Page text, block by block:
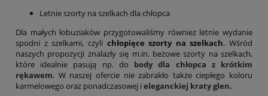
Letnie szorty na szelkach dla chłopca
Dla małych łobuziaków przygotowaliśmy również letnie wydanie
spodni z szelkami, czyli chłopięce szorty na szelkach. Wśród
naszych propozycji znalazły się m.in. beżowe szorty na szelkach,
które idealnie pasują np. do body dla chłopca z krótkim
rękawem. W naszej ofercie nie zabrakło także ciepłego koloru
karmelowego oraz ponadczasowej i eleganckiej kraty glen.